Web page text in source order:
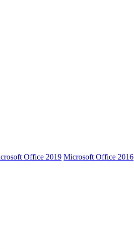
Office 2019 Microsoft Office 2016